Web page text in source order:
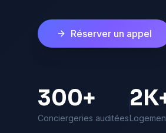
Réserver un appel
300+
Conciergeries auditées